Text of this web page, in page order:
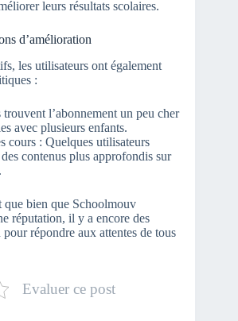
leurs résultats scolaires.
d’amélioration
les utilisateurs ont également
:
l’abonnement un peu cher
avec plusieurs enfants.
cours : Quelques utilisateurs
contenus plus approfondis sur
que bien que Schoolmouv
réputation, il y a encore des
répondre aux attentes de tous
Evaluer ce post